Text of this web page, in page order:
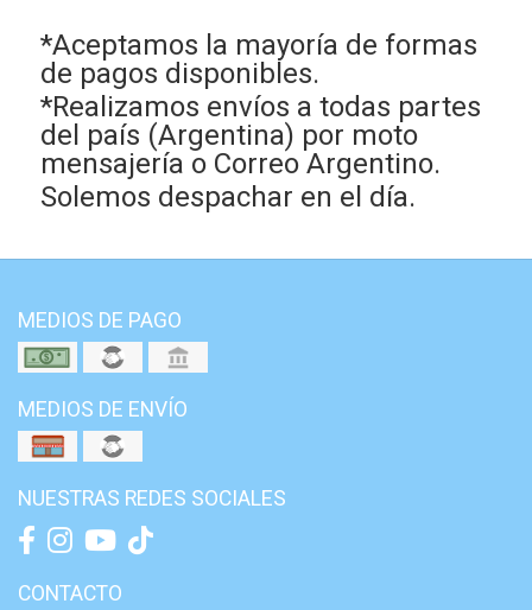
*Aceptamos la mayoría de formas
de pagos disponibles.
*Realizamos envíos a todas partes
del país (Argentina) por moto
mensajería o Correo Argentino.
Solemos despachar en el día.
MEDIOS DE PAGO
MEDIOS DE ENVÍO
NUESTRAS REDES SOCIALES
CONTACTO